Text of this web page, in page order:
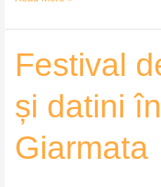
Festival
și datini în
Giarmata
Festival
de
și
datini
în
Giarmata